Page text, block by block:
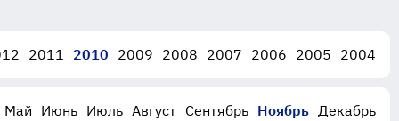
2011 2010 2009 2008 2007 2006 2005 2004
Май Июнь Июль Август Сентябрь Ноябрь Декабрь